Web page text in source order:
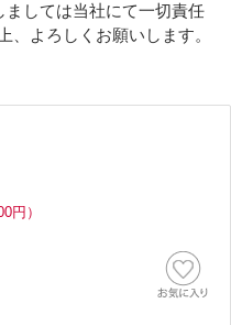
しては当社にて一切責任
、よろしくお願いします。
円）